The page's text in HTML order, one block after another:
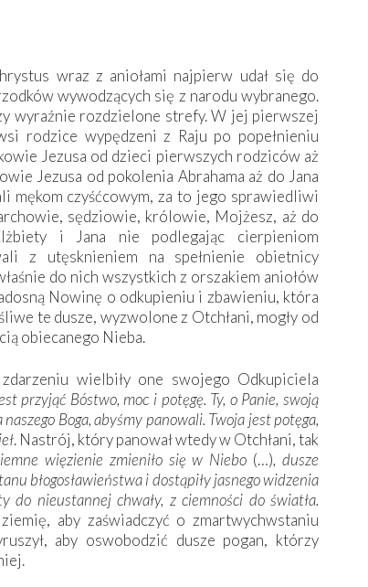
wraz z aniołami najpierw udał się do
wywodzących się z narodu wybranego.
wyraźnie rozdzielone strefy. W jej pierwszej
rodzice wypędzeni z Raju po popełnieniu
Jezusa od dzieci pierwszych rodziców aż
Jezusa od pokolenia Abrahama aż do Jana
mękom czyśćcowym, za to jego sprawiedliwi
sędziowie, królowie, Mojżesz, aż do
i Jana nie podlegając cierpieniom
z utęsknieniem na spełnienie obietnicy
do nich wszystkich z orszakiem aniołów
Nowinę o odkupieniu i zbawieniu, która
te dusze, wyzwolone z Otchłani, mogły od
obiecanego Nieba.
wielbiły one swojego Odkupiciela
przyjąć Bóstwo, moc i potęgę. Ty, o Panie, swoją
Boga, abyśmy panowali. Twoja jest potęga,
. Nastrój, który panował wtedy w Otchłani, tak
iemne więzienie zmieniło się w Niebo (…), dusze
błogosławieństwa i dostąpiły jasnego widzenia
do nieustannej chwały, z ciemności do światła.
aby zaświadczyć o zmartwychwstaniu
aby oswobodzić dusze pogan, którzy